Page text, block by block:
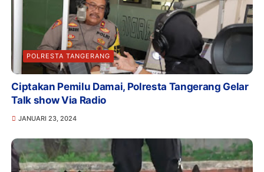
POLRESTA TANGERANG
Ciptakan Pemilu Damai, Polresta Tangerang Gelar
Talk show Via Radio
JANUARI 23, 2024